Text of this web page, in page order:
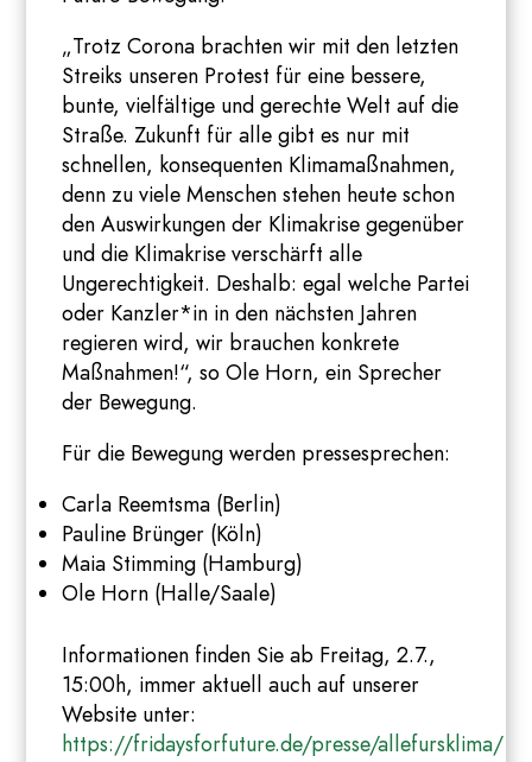
„Trotz Corona brachten wir mit den letzten
Streiks unseren Protest für eine bessere,
bunte, vielfältige und gerechte Welt auf die
Straße. Zukunft für alle gibt es nur mit
schnellen, konsequenten Klimamaßnahmen,
denn zu viele Menschen stehen heute schon
den Auswirkungen der Klimakrise gegenüber
und die Klimakrise verschärft alle
Ungerechtigkeit. Deshalb: egal welche Partei
oder Kanzler*in in den nächsten Jahren
regieren wird, wir brauchen konkrete
Maßnahmen!“, so Ole Horn, ein Sprecher
der Bewegung.
Für die Bewegung werden pressesprechen:
Carla Reemtsma (Berlin)
Pauline Brünger (Köln)
Maia Stimming (Hamburg)
Ole Horn (Halle/Saale)
Informationen finden Sie ab Freitag, 2.7.,
15:00h, immer aktuell auch auf unserer
Website unter:
https://fridaysforfuture.de/presse/allefursklima/